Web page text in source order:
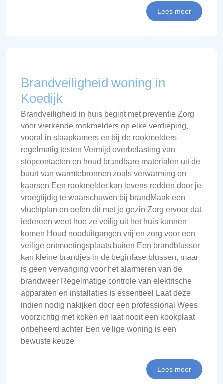
Lees meer
Brandveiligheid woning in
Koedijk
Brandveiligheid in huis begint met preventie Zorg
voor werkende rookmelders op elke verdieping,
vooral in slaapkamers en bij de rookmelders
regelmatig testen Vermijd overbelasting van
stopcontacten en houd brandbare materialen uit de
buurt van warmtebronnen zoals verwarming en
kaarsen Een rookmelder kan levens redden door je
vroegtijdig te waarschuwen bij brandMaak een
vluchtplan en oefen dit met je gezin Zorg ervoor dat
iedereen weet hoe ze veilig uit het huis kunnen
komen Houd nooduitgangen vrij en zorg voor een
veilige ontmoetingsplaats buiten Een brandblusser
kan kleine brandjes in de beginfase blussen, maar
is geen vervanging voor het alarmeren van de
brandweer Regelmatige controle van elektrische
apparaten en installaties is essentieel Laat deze
indien nodig nakijken door een professional Wees
voorzichtig met koken en laat nooit een kookplaat
onbeheerd achter Een veilige woning is een
bewuste keuze
Lees meer